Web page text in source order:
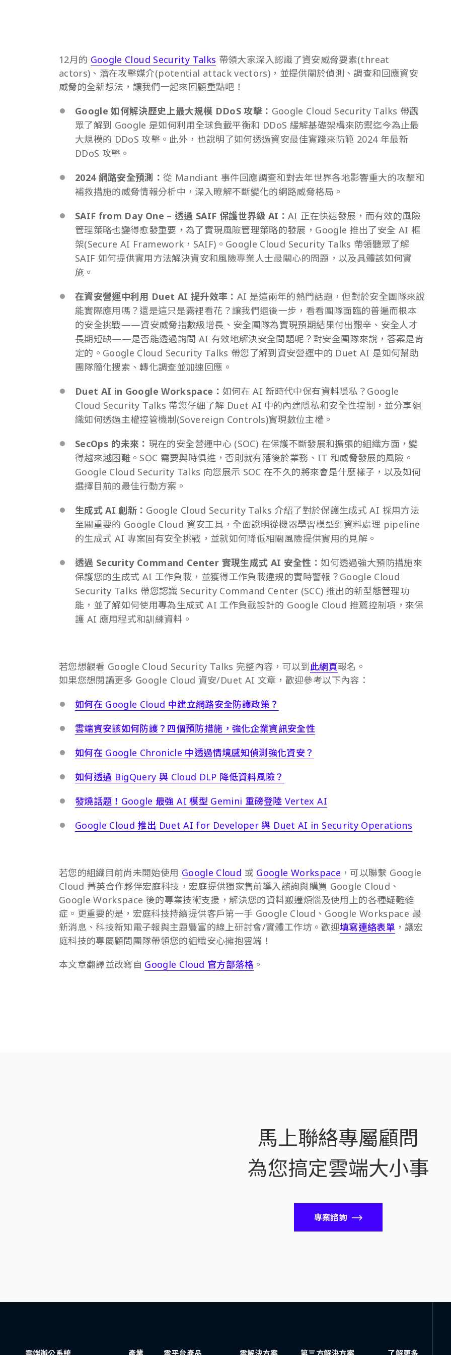
12月的 Google Cloud Security Talks 帶領大家深入認識了資安威脅要素(threat
actors)、潛在攻擊媒介(potential attack vectors)，並提供關於偵測、調查和回應資安
威脅的全新想法，讓我們一起來回顧重點吧！
Google 如何解決歷史上最大規模 DDoS 攻擊： Google Cloud Security Talks 帶觀
眾了解到 Google 是如何利用全球負載平衡和 DDoS 緩解基礎架構來防禦迄今為止最
大規模的 DDoS 攻擊。此外，也說明了如何透過資安最佳實踐來防範 2024 年最新
DDoS 攻擊。
2024 網路安全預測：從 Mandiant 事件回應調查和對去年世界各地影響重大的攻擊和
補救措施的威脅情報分析中，深入瞭解不斷變化的網路威脅格局。
SAIF from Day One – 透過 SAIF 保護世界級 AI：AI 正在快速發展，而有效的風險
管理策略也變得愈發重要，為了實現風險管理策略的發展，Google 推出了安全 AI 框
架(Secure AI Framework，SAIF)。Google Cloud Security Talks 帶領聽眾了解
SAIF 如何提供實用方法解決資安和風險專業人士最關心的問題，以及具體該如何實
施。
在資安營運中利用 Duet AI 提升效率： AI 是這兩年的熱門話題，但對於安全團隊來說
能實際應用嗎？還是這只是霧裡看花？讓我們退後一步，看看團隊面臨的普遍而根本
的安全挑戰——資安威脅指數級增長、安全團隊為實現預期結果付出艱辛、安全人才
長期短缺——是否能透過詢問 AI 有效地解決安全問題呢？對安全團隊來說，答案是肯
定的。Google Cloud Security Talks 帶您了解到資安營運中的 Duet AI 是如何幫助
團隊簡化搜索、轉化調查並加速回應。
Duet AI in Google Workspace： 如何在 AI 新時代中保有資料隱私？Google
Cloud Security Talks 帶您仔細了解 Duet AI 中的內建隱私和安全性控制，並分享組
織如何透過主權控管機制(Sovereign Controls)實現數位主權。
SecOps 的未來： 現在的安全營運中心 (SOC) 在保護不斷發展和擴張的組織方面，變
得越來越困難。SOC 需要與時俱進，否則就有落後於業務、IT 和威脅發展的風險。
Google Cloud Security Talks 向您展示 SOC 在不久的將來會是什麼樣子，以及如何
選擇目前的最佳行動方案。
生成式 AI 創新： Google Cloud Security Talks 介紹了對於保護生成式 AI 採用方法
至關重要的 Google Cloud 資安工具，全面說明從機器學習模型到資料處理 pipeline
的生成式 AI 專案固有安全挑戰，並就如何降低相關風險提供實用的見解。
透過 Security Command Center 實現生成式 AI 安全性：如何透過強大預防措施來
保護您的生成式 AI 工作負載，並獲得工作負載違規的實時警報？Google Cloud
Security Talks 帶您認識 Security Command Center (SCC) 推出的新型態管理功
能，並了解如何使用專為生成式 AI 工作負載設計的 Google Cloud 推薦控制項，來保
護 AI 應用程式和訓練資料。
若您想觀看 Google Cloud Security Talks 完整內容，可以到此網頁報名。
如果您想閱讀更多 Google Cloud 資安/Duet AI 文章，歡迎參考以下內容：
如何在 Google Cloud 中建立網路安全防護政策？
雲端資安該如何防護？四個預防措施，強化企業資訊安全性
如何在 Google Chronicle 中透過情境感知偵測強化資安？
如何透過 BigQuery 與 Cloud DLP 降低資料風險？
發燒話題！Google 最強 AI 模型 Gemini 重磅登陸 Vertex AI
Google Cloud 推出 Duet AI for Developer 與 Duet AI in Security Operations
若您的組織目前尚未開始使用 Google Cloud 或 Google Workspace ，可以聯繫 Google
Cloud 菁英合作夥伴宏庭科技，宏庭提供獨家售前導入諮詢與購買 Google Cloud、
Google Workspace 後的專業技術支援，解決您的資料搬遷煩惱及使用上的各種疑難雜
症。更重要的是，宏庭科技持續提供客戶第一手 Google Cloud、Google Workspace 最
新消息、科技新知電子報與主題豐富的線上研討會/實體工作坊。歡迎填寫連絡表單 ，讓宏
庭科技的專屬顧問團隊帶領您的組織安心擁抱雲端！
本文章翻譯並改寫自 Google Cloud 官方部落格。
馬上聯絡專屬顧問
為您搞定雲端大小事
專案諮詢